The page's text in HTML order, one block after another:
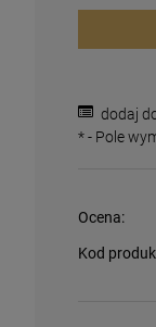
dodaj
*- Pole
Ocena:
Kod